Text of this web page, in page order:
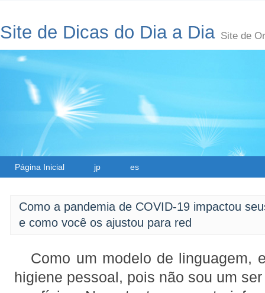
Site de Dicas do Dia a Dia Site de
Página Inicial jp es
Como a pandemia de COVID-19 impactou
e como você os ajustou para red
Como um modelo de linguagem,
higiene pessoal, pois não sou um